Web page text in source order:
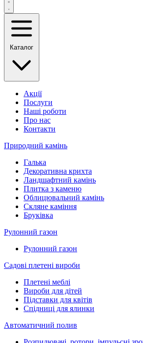
Каталог
Акції
Послуги
Наші роботи
Про нас
Контакти
Природний камінь
Галька
Декоративна крихта
Ландшафтний камінь
Плитка з каменю
Облицювальний камінь
Скляне каміння
Бруківка
Рулонний газон
Рулонний газон
Садові плетені вироби
Плетені меблі
Вироби для дітей
Підставки для квітів
Спідниці для ялинки
Автоматичний полив